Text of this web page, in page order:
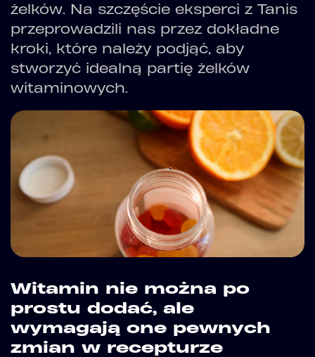
żelków. Na szczęście eksperci z Tanis
przeprowadzili nas przez dokładne
kroki, które należy podjąć, aby
stworzyć idealną partię żelków
witaminowych.
Witamin nie można po
prostu dodać, ale
wymagają one pewnych
zmian w recepturze